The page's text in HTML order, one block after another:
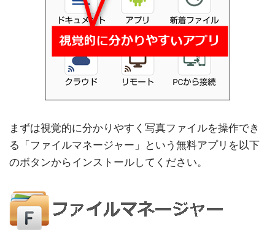
まずは視覚的に分かりやすく写真ファイルを操作でき
る「ファイルマネージャー」という無料アプリを以下
のボタンからインストールしてください。